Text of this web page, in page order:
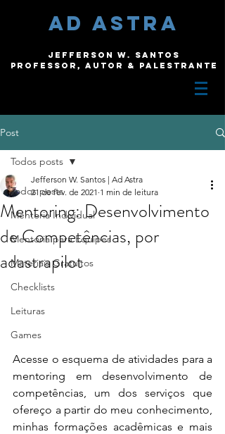
ad astra
Jefferson W. Santos
Professor, autor & palestrante
Post
Todos posts
Mentoria Individual
Mentoria para Equipes
Materiais Gratuitos
Checklists
Leituras
Games
Todos posts
Mentoring: Desenvolvimento
de Competências, por
adastrapilot
Jefferson W. Santos | Ad Astra
21 de fev. de 2021 1 min de leitura
Acesse o esquema de atividades para a
mentoring em desenvolvimento de
competências, um dos serviços que
ofereço a partir do meu conhecimento,
minhas formações acadêmicas e mais